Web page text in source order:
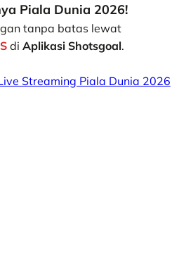
Piala Dunia 2026!
tanpa batas lewat
di Aplikasi Shotsgoal.